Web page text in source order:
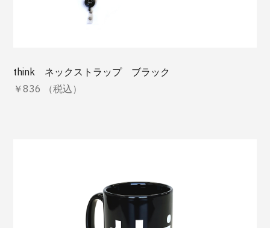
think ネックストラップ ブラック
￥836 （税込）